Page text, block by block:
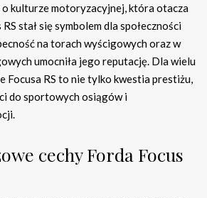
o kulturze motoryzacyjnej, która otacza
stał się symbolem dla społeczności
na torach wyścigowych oraz w
umocniła jego reputację. Dla wielu
Focusa RS to nie tylko kwestia prestiżu,
do sportowych osiągów i
cechy Forda Focus